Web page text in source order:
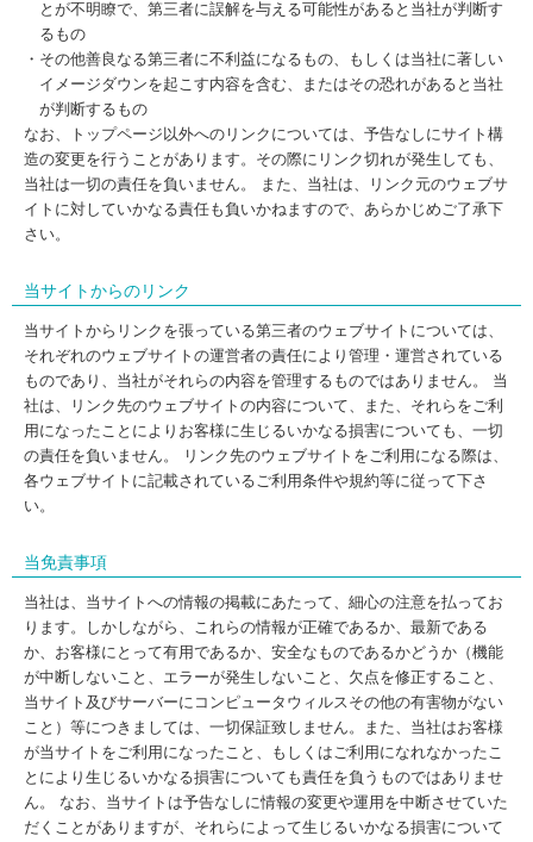
とが不明瞭で、第三者に誤解を与える可能性があると当社が判断す
るもの
・その他善良なる第三者に不利益になるもの、もしくは当社に著しい
イメージダウンを起こす内容を含む、またはその恐れがあると当社
が判断するもの
なお、トップページ以外へのリンクについては、予告なしにサイト構
造の変更を行うことがあります。その際にリンク切れが発生しても、
当社は一切の責任を負いません。 また、当社は、リンク元のウェブサ
イトに対していかなる責任も負いかねますので、あらかじめご了承下
さい。
当サイトからのリンク
当サイトからリンクを張っている第三者のウェブサイトについては、
それぞれのウェブサイトの運営者の責任により管理・運営されている
ものであり、当社がそれらの内容を管理するものではありません。 当
社は、リンク先のウェブサイトの内容について、また、それらをご利
用になったことによりお客様に生じるいかなる損害についても、一切
の責任を負いません。 リンク先のウェブサイトをご利用になる際は、
各ウェブサイトに記載されているご利用条件や規約等に従って下さ
い。
当免責事項
当社は、当サイトへの情報の掲載にあたって、細心の注意を払ってお
ります。しかしながら、これらの情報が正確であるか、最新である
か、お客様にとって有用であるか、安全なものであるかどうか（機能
が中断しないこと、エラーが発生しないこと、欠点を修正すること、
当サイト及びサーバーにコンピュータウィルスその他の有害物がない
こと）等につきましては、一切保証致しません。また、当社はお客様
が当サイトをご利用になったこと、もしくはご利用になれなかったこ
とにより生じるいかなる損害についても責任を負うものではありませ
ん。 なお、当サイトは予告なしに情報の変更や運用を中断させていた
だくことがありますが、それらによって生じるいかなる損害について